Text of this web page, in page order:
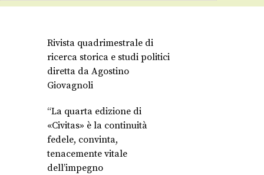
Rivista quadrimestrale di
ricerca storica e studi politici
diretta da Agostino
Giovagnoli
“La quarta edizione di
«Civitas» è la continuità
fedele, convinta,
tenacemente vitale
dell’impegno